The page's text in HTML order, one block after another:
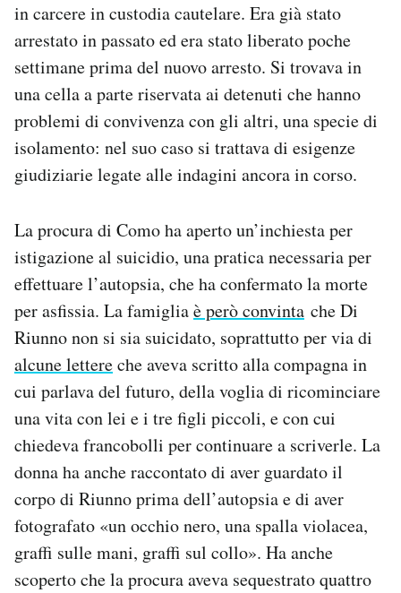
in carcere in custodia cautelare. Era già stato
arrestato in passato ed era stato liberato poche
settimane prima del nuovo arresto. Si trovava in
una cella a parte riservata ai detenuti che hanno
problemi di convivenza con gli altri, una specie di
isolamento: nel suo caso si trattava di esigenze
giudiziarie legate alle indagini ancora in corso.
La procura di Como ha aperto un’inchiesta per
istigazione al suicidio, una pratica necessaria per
effettuare l’autopsia, che ha confermato la morte
per asfissia. La famigliaè però convinta che Di
Riunno non si sia suicidato, soprattutto per via di
alcune lettereche aveva scritto alla compagna in
cui parlava del futuro, della voglia di ricominciare
una vita con lei e i tre figli piccoli, e con cui
chiedeva francobolli per continuare a scriverle. La
donna ha anche raccontato di aver guardato il
corpo di Riunno prima dell’autopsia e di aver
fotografato «un occhio nero, una spalla violacea,
graffi sulle mani, graffi sul collo». Ha anche
scoperto che la procura aveva sequestrato quattro